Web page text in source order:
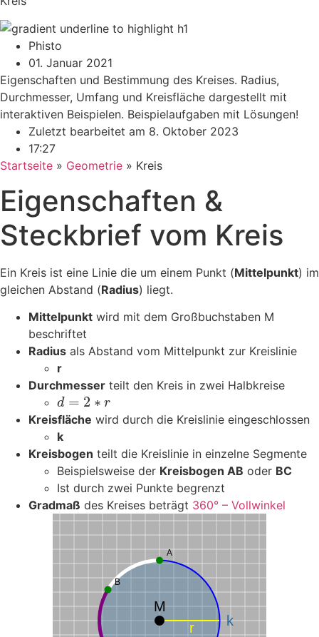
Phisto
01. Januar 2021
Eigenschaften und Bestimmung des Kreises. Radius,
Durchmesser, Umfang und Kreisfläche dargestellt mit
interaktiven Beispielen. Beispielaufgaben mit Lösungen!
Zuletzt bearbeitet am 8. Oktober 2023
17:27
Startseite » Geometrie » Kreis
Eigenschaften &
Steckbrief vom Kreis
Ein Kreis ist eine Linie die um einem Punkt (Mittelpunkt) im
gleichen Abstand (Radius) liegt.
Mittelpunkt wird mit dem Großbuchstaben M
beschriftet
Radius als Abstand vom Mittelpunkt zur Kreislinie
r
Durchmesser teilt den Kreis in zwei Halbkreise
d = 2 ∗ r
Kreisfläche wird durch die Kreislinie eingeschlossen
k
Kreisbogen teilt die Kreislinie in einzelne Segmente
Beispielsweise der Kreisbogen AB oder BC
Ist durch zwei Punkte begrenzt
Gradmaß des Kreises beträgt 360° – Vollwinkel
r k
M
A
B